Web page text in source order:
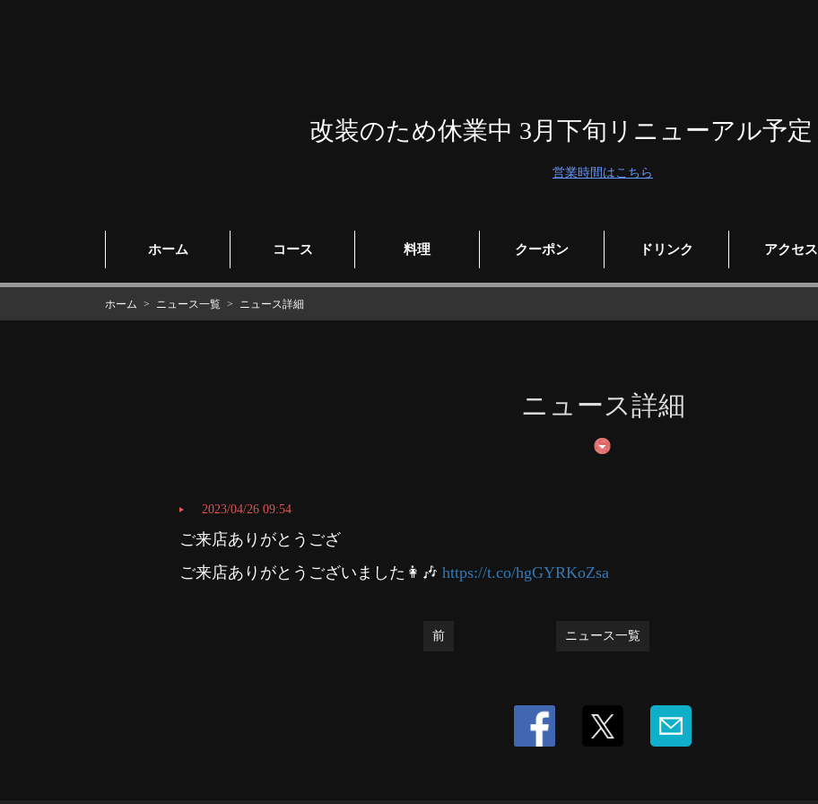
改装のため休業中 3月下旬リニューアル予定
営業時間はこちら
ホーム コース 料理 クーポン ドリンク アクセス
ホーム ニュース一覧 ニュース詳細
ニュース詳細
2023/04/26 09:54
ご来店ありがとうござ
ご来店ありがとうございました👩🎶 https://t.co/hgGYRKoZsa
前 ニュース一覧